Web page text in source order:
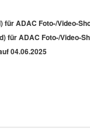
für ADAC Foto-/Video-
für ADAC Foto-/Video-
04.06.2025